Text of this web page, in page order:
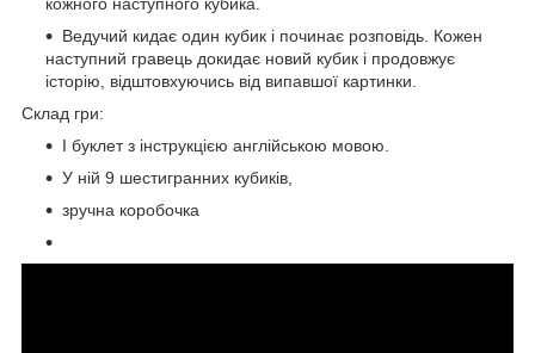
Ведучий кидає один кубик і починає розповідь. Кожен
наступний гравець докидає новий кубик і продовжує
історію, відштовхуючись від випавшої картинки.
Склад гри:
І буклет з інструкцією англійською мовою.
У ній 9 шестигранних кубиків,
зручна коробочка